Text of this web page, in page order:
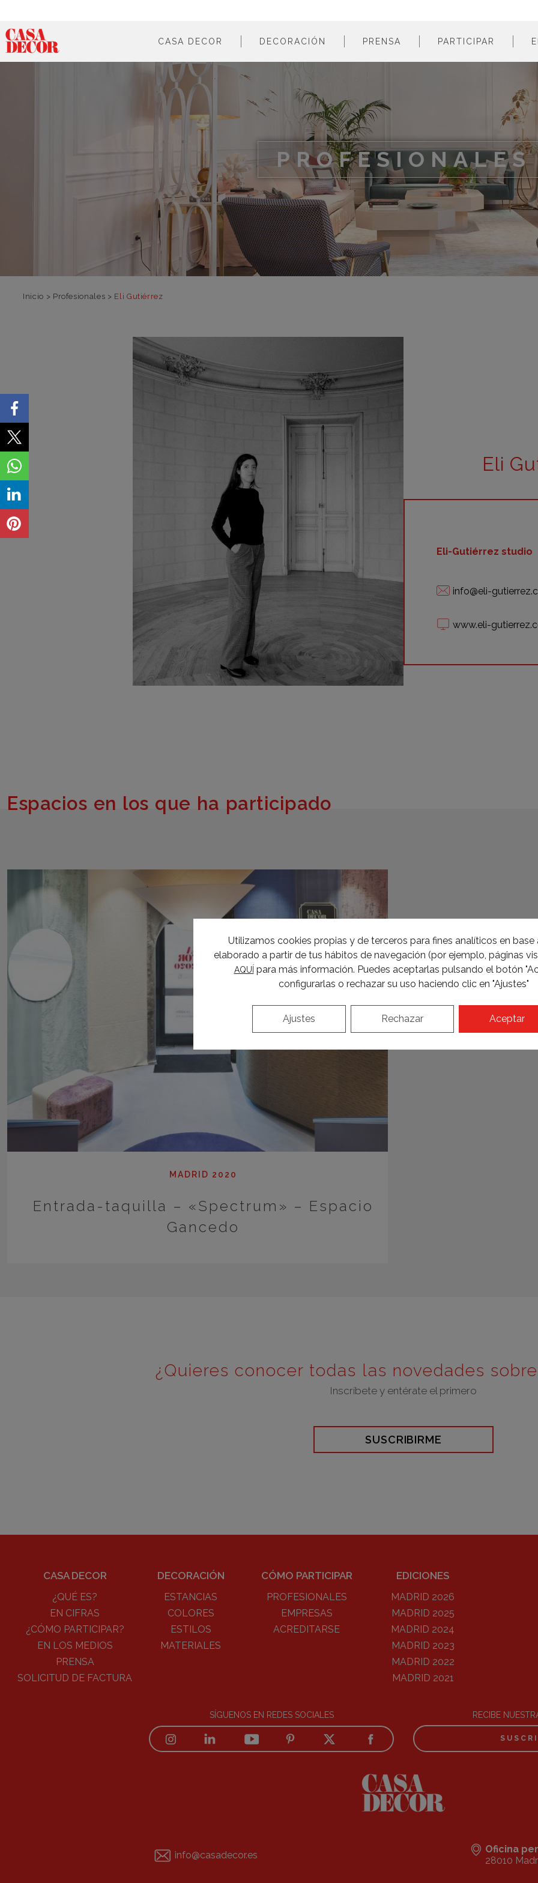
CASA DECOR
¿qué es?
en cifras
cómo participar
en los medios
DECORACIÓN
colores
estilos
materiales
PRENSA PARTICIPAR
PROFESIONALES
Inicio > Profesionales > Eli Gutiérrez
Eli
Eli-Gutiérrez studio
info@eli-
www.eli-
Espacios en los que ha participado
MADRID 2020
Entrada-taquilla – «Spectrum» – Espacio
Gancedo
¿Quieres conocer todas las novedades
Inscríbete y entérate el primero
SUSCRIBIRME
Utilizamos cookies propias y de terceros para fines analíticos en base
elaborado a partir de tus hábitos de navegación (por ejemplo, páginas
AQUÍ para más información. Puedes aceptarlas pulsando el botón
configurarlas o rechazar su uso haciendo clic en "Ajustes"
Aceptar
Rechazar
Ajustes
CASA DECOR
¿QUÉ ES?
EN CIFRAS
¿CÓMO PARTICIPAR?
EN LOS MEDIOS
PRENSA
SOLICITUD DE FACTURA
DECORACIÓN
ESTANCIAS
COLORES
ESTILOS
MATERIALES
CÓMO PARTICIPAR
PROFESIONALES
EMPRESAS
ACREDITARSE
EDICIONES
MADRID 2026
MADRID 2025
MADRID 2024
MADRID 2023
MADRID 2022
MADRID 2021
SÍGUENOS EN REDES SOCIALES RECIBE
info@casadecor.es Oficina
28010